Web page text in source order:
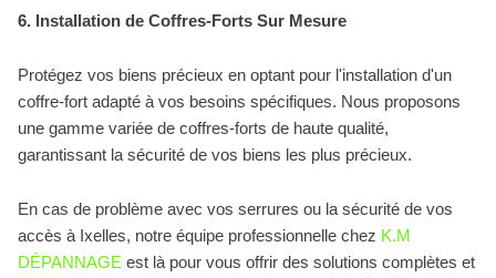
6. Installation de Coffres-Forts Sur Mesure
Protégez vos biens précieux en optant pour l'installation d'un
coffre-fort adapté à vos besoins spécifiques. Nous proposons
une gamme variée de coffres-forts de haute qualité,
garantissant la sécurité de vos biens les plus précieux.
En cas de problème avec vos serrures ou la sécurité de vos
accès à Ixelles, notre équipe professionnelle chez K.M
DÉPANNAGE est là pour vous offrir des solutions complètes et